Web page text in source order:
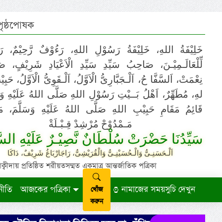
خَلِيْفَةُ اللهِ، خَلِيْفَةُ رَسُوْلِ اللهِ، رَءُوْفٌ رَّحِيْمٌ،
لِّلْعَالَـمِيْـنَ، صَاحِبُ سَيِّدِ سَيِّدِ الْاَعْيَادِ شَرِيْفٍ،
نِعْمَتْ، اَلسَّفَّا حُ، اَلْـجَبَّارِىُّ الْاَوَّلُ، اَلْـقَوِىُّ الْاَوَّلُ،
لهِ، مُطَهِّرٌ، اَهْلُ بَــيْتِ رَسُوْلِ اللهِ صَلَّى اللهُ عَلَيْهِ
قَائِمُ مَقَامِ حَبِيْبِ اللهِ صَلَّى اللهُ عَلَيْهِ وَسَلَّمَ،
مَـمْدُوْحْ مُرْشِدْ قِـبْـلَةْ
سَيِّدُنَا حَضْرَتْ سُلْطَانٌ نَّصِيْـرٌ عَلَيْهِ
اَلْـحَسَنِـىُّ وَالْـحُسَيْنِـىُّ وَالْقُرَيْشِىُّ، رَاجَارْبَاغُ شَرِيْفٌ، دَاكَا
প্রতিষ্ঠিত শরীয়তসম্মত একমাত্র আন্তর্জাতিক পত্রিকা
আজকের পত্রিকা
খোঁজ
করুন
নামাজের সময়সুচি দেখুন